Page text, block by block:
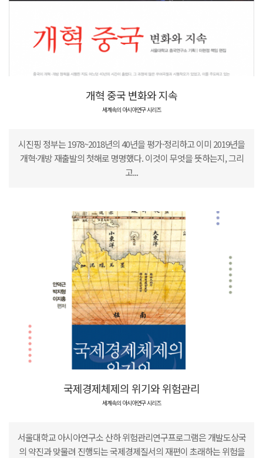
개혁 중국 변화와 지속
세계속의 아시아연구 시리즈
시진핑 정부는 1978~2018년의 40년을 평가·정리하고 이미 2019년을
개혁·개방 재출발의 첫해로 명명했다. 이것이 무엇을 뜻하는지, 그리
고...
국제경제체제의 위기와 위험관리
세계속의 아시아연구 시리즈
서울대학교 아시아연구소 산하 위험관리연구프로그램은 개발도상국
의 약진과 맞물려 진행되는 국제경제질서의 재편이 초래하는 위험을